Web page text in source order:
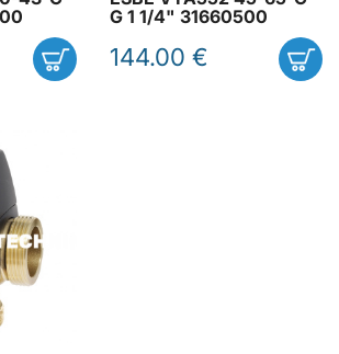
G 1 1/4" 31660500
144.00 €